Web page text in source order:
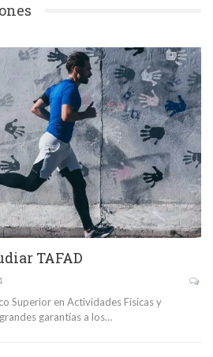
TAFAD
Superior en Actividades Físicas y
garantías a los…